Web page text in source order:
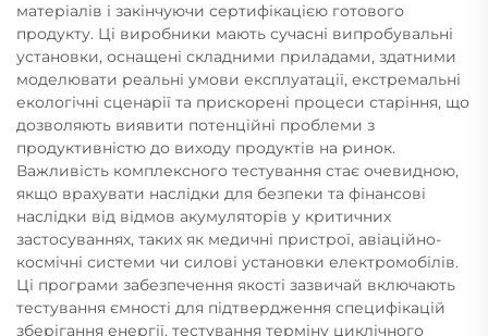
матеріалів і закінчуючи сертифікацією готового
продукту. Ці виробники мають сучасні випробувальні
установки, оснащені складними приладами, здатними
моделювати реальні умови експлуатації, екстремальні
екологічні сценарії та прискорені процеси старіння, що
дозволяють виявити потенційні проблеми з
продуктивністю до виходу продуктів на ринок.
Важливість комплексного тестування стає очевидною,
якщо врахувати наслідки для безпеки та фінансові
наслідки від відмов акумуляторів у критичних
застосуваннях, таких як медичні пристрої, авіаційно-
космічні системи чи силові установки електромобілів.
Ці програми забезпечення якості зазвичай включають
тестування ємності для підтвердження специфікацій
зберігання енергії, тестування терміну циклічного